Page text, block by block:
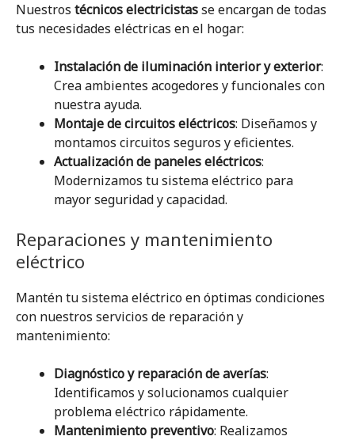
Nuestros técnicos electricistasse encargan de todas
tus necesidades eléctricas en el hogar:
Instalación de iluminación interior y exterior:
Crea ambientes acogedores y funcionales con
nuestra ayuda.
Montaje de circuitos eléctricos: Diseñamos y
montamos circuitos seguros y eficientes.
Actualización de paneles eléctricos:
Modernizamos tu sistema eléctrico para
mayor seguridad y capacidad.
Reparaciones y mantenimiento
eléctrico
Mantén tu sistema eléctrico en óptimas condiciones
con nuestros servicios de reparación y
mantenimiento:
Diagnóstico y reparación de averías:
Identificamos y solucionamos cualquier
problema eléctrico rápidamente.
Mantenimiento preventivo: Realizamos